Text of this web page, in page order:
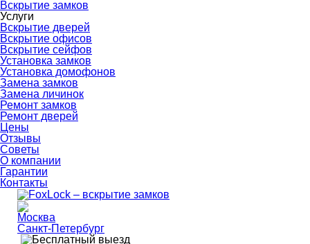
Вскрытие замков
Услуги
Вскрытие дверей
Вскрытие офисов
Вскрытие сейфов
Установка замков
Установка домофонов
Замена замков
Замена личинок
Ремонт замков
Ремонт дверей
Цены
Отзывы
Советы
О компании
Гарантии
Контакты
Москва
Санкт-Петербург